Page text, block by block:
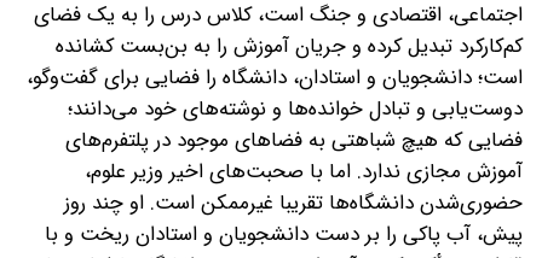
اجتماعی، اقتصادی و جنگ است، کلاس درس را به یک فضای
کم‌کارکرد تبدیل کرده و جریان آموزش را به بن‌بست کشانده
است؛ دانشجویان و استادان، دانشگاه را فضایی برای گفت‌وگو،
دوست‌یابی و تبادل خوانده‌ها و نوشته‌های خود می‌دانند؛
فضایی که هیچ شباهتی به فضاهای موجود در پلتفرم‌های
آموزش مجازی ندارد. اما با صحبت‌های اخیر وزیر علوم،
حضوری‌شدن دانشگاه‌ها تقریبا غیرممکن است. او چند روز
پیش، آب پاکی را بر دست دانشجویان و استادان ریخت و با